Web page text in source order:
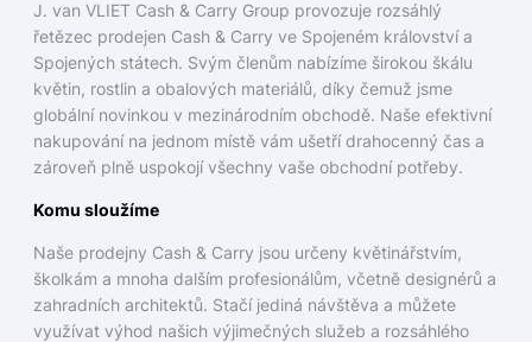
J. van VLIET Cash & Carry Group provozuje rozsáhlý
řetězec prodejen Cash & Carry ve Spojeném království a
Spojených státech. Svým členům nabízíme širokou škálu
květin, rostlin a obalových materiálů, díky čemuž jsme
globální novinkou v mezinárodním obchodě. Naše efektivní
nakupování na jednom místě vám ušetří drahocenný čas a
zároveň plně uspokojí všechny vaše obchodní potřeby.
Komu sloužíme
Naše prodejny Cash & Carry jsou určeny květinářstvím,
školkám a mnoha dalším profesionálům, včetně designérů a
zahradních architektů. Stačí jediná návštěva a můžete
využívat výhod našich výjimečných služeb a rozsáhlého